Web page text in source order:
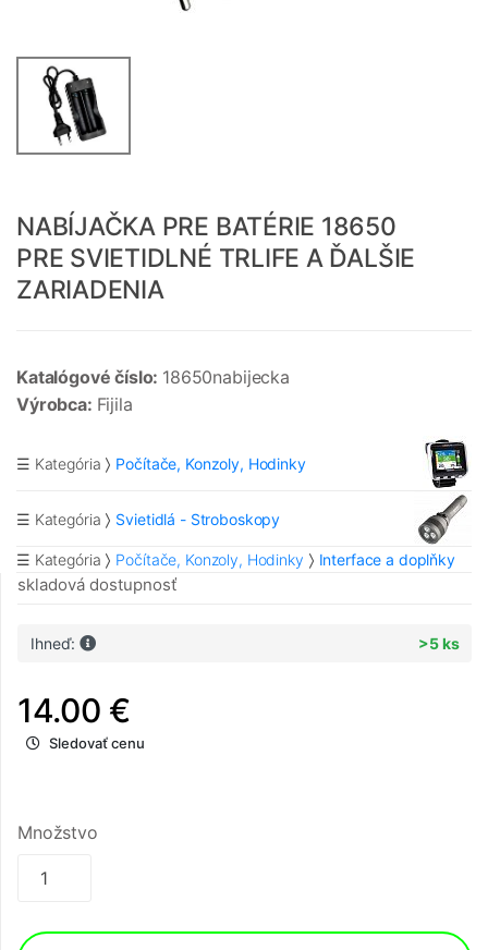
NABÍJAČKA PRE BATÉRIE 18650
PRE SVIETIDLNÉ TRLIFE A ĎALŠIE
ZARIADENIA
Katalógové číslo: 18650nabijecka
Výrobca: Fijila
☰ Kategória Počítače, Konzoly, Hodinky
☰ Kategória Svietidlá - Stroboskopy
☰ Kategória Počítače, Konzoly, Hodinky Interface a doplňky
skladová dostupnosť
Ihneď: >5 ks
14.00 €
Sledovať cenu
Množstvo